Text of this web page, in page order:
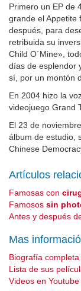
Primero un EP de
grande el Appetite
después, para
retribuida su
Child O´Mine»,
días de esplendor
sí, por un montón
En 2004 hizo la
videojuego Grand
El 23 de
álbum de estudio,
Chinese
Artículos
Famosas con
Famosos sin
Antes y después
Mas
Biografía
Lista de sus
Videos en Youtube